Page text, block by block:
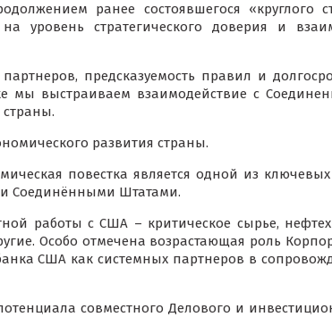
ранее состоявшегося «круглого
уровень стратегического доверия и
предсказуемость правил и
мы выстраиваем взаимодействие с
развития страны.
повестка является одной из
и Соединёнными Штатами.
работы с США – критическое сырье,
Особо отмечена возрастающая роль
США как системных партнеров в
совместного Делового и